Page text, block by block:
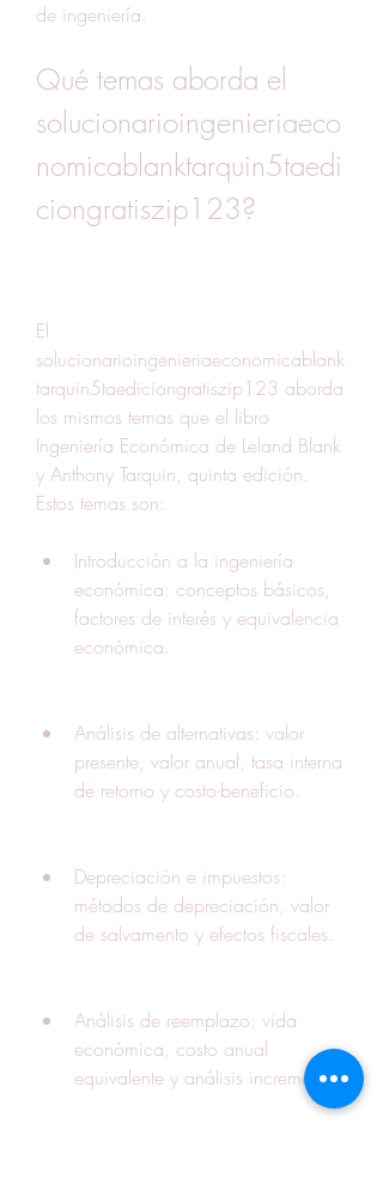
de ingeniería.
Qué temas aborda el
solucionarioingenieriaeco
nomicablanktarquin5taedi
ciongratiszip123?
El
solucionarioingenieriaeconomicablank
tarquin5taediciongratiszip123 aborda
los mismos temas que el libro
Ingeniería Económica de Leland Blank
y Anthony Tarquin, quinta edición.
Estos temas son:
Introducción a la ingeniería
económica: conceptos básicos,
factores de interés y equivalencia
económica.
Análisis de alternativas: valor
presente, valor anual, tasa interna
de retorno y costo-beneficio.
Depreciación e impuestos:
métodos de depreciación, valor
de salvamento y efectos fiscales.
Análisis de reemplazo: vida
económica, costo anual
equivalente y análisis incremental.